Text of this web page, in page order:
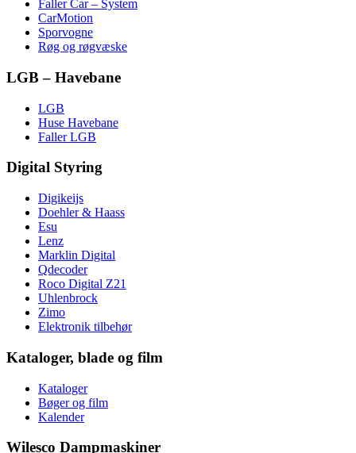
Faller Car – System
CarMotion
Sporvogne
Røg og røgvæske
LGB – Havebane
LGB
Huse Havebane
Faller LGB
Digital Styring
Digikeijs
Doehler & Haass
Esu
Lenz
Marklin Digital
Qdecoder
Roco Digital Z21
Uhlenbrock
Zimo
Elektronik tilbehør
Kataloger, blade og film
Kataloger
Bøger og film
Kalender
Wilesco Dampmaskiner